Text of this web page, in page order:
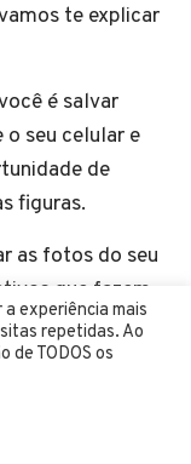
te explicar
é salvar
o seu celular e
de
figuras.
as fotos do seu
que fazem
mais divertida
seus amigos
gostaríamos
experiência mais
repetidas. Ao
de TODOS os